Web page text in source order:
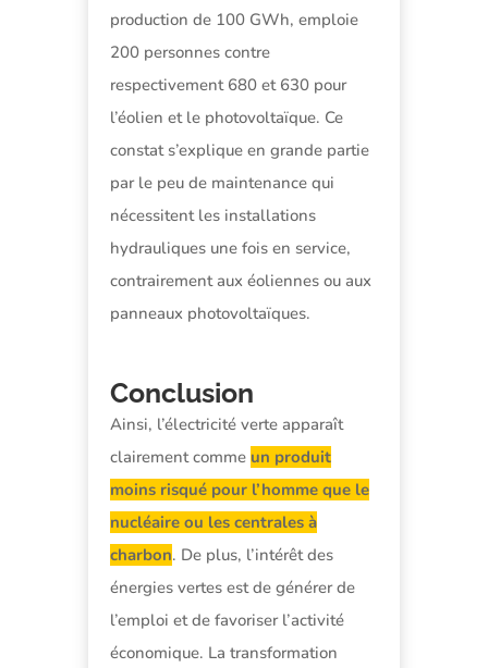
production de 100 GWh, emploie
200 personnes contre
respectivement 680 et 630 pour
l’éolien et le photovoltaïque. Ce
constat s’explique en grande partie
par le peu de maintenance qui
nécessitent les installations
hydrauliques une fois en service,
contrairement aux éoliennes ou aux
panneaux photovoltaïques.
Conclusion
Ainsi, l’électricité verte apparaît
clairement comme un produit
moins risqué pour l’homme que le
nucléaire ou les centrales à
charbon. De plus, l’intérêt des
énergies vertes est de générer de
l’emploi et de favoriser l’activité
économique. La transformation